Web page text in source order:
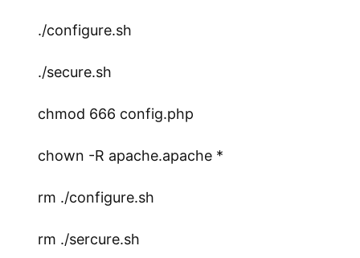
./configure.sh
./secure.sh
chmod 666 config.php
chown -R apache.apache *
rm ./configure.sh
rm ./sercure.sh